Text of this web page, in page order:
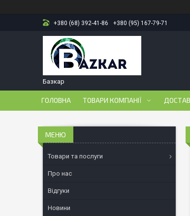
+380 (68) 392-41-86 +380 (95) 167-79-71
Базкар
ГОЛОВНА ТОВАРИ КОМПАНІЇ
Товари та послуги
Про нас
Відгуки
Новини